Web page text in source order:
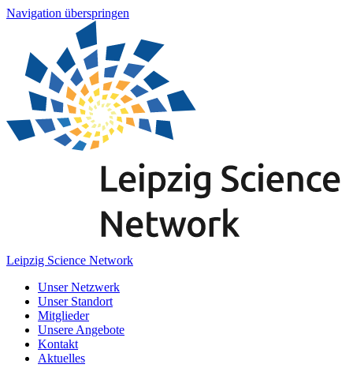
Navigation überspringen
Leipzig Science Network
Unser Netzwerk
Unser Standort
Mitglieder
Unsere Angebote
Kontakt
Aktuelles